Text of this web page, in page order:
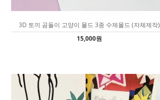
3D 토끼 곰돌이 고양이 몰드 3종 수제몰드 (자체제작)
15,000원